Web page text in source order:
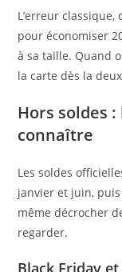
L’erreur classique,
pour économiser
à sa taille. Quand
la carte dès la
Hors soldes
connaître
Les soldes
janvier et juin,
même décrocher
regarder.
Black Friday